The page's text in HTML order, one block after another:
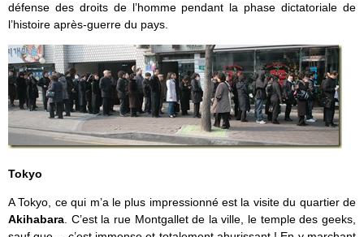
défense des droits de l’homme pendant la phase dictatoriale de
l’histoire après-guerre du pays.
Tokyo
A Tokyo, ce qui m’a le plus impressionné est la visite du quartier de
Akihabara . C’est la rue Montgallet de la ville, le temple des geeks,